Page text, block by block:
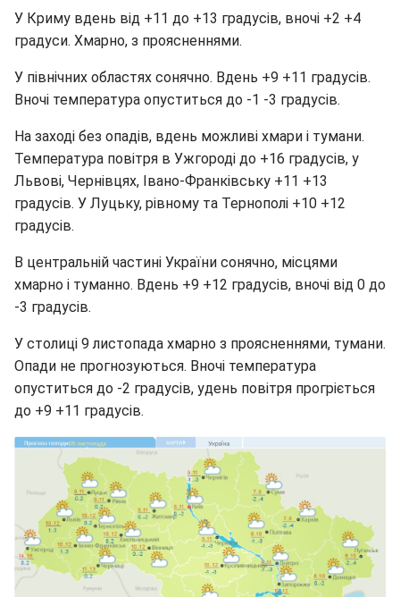
У Криму вдень від +11 до +13 градусів, вночі +2 +4
градуси. Хмарно, з проясненнями.
У північних областях сонячно. Вдень +9 +11 градусів.
Вночі температура опуститься до -1 -3 градусів.
На заході без опадів, вдень можливі хмари і тумани.
Температура повітря в Ужгороді до +16 градусів, у
Львові, Чернівцях, Івано-Франківську +11 +13
градусів. У Луцьку, рівному та Тернополі +10 +12
градусів.
В центральній частині України сонячно, місцями
хмарно і туманно. Вдень +9 +12 градусів, вночі від 0 до
-3 градусів.
У столиці 9 листопада хмарно з проясненнями, тумани.
Опади не прогнозуються. Вночі температура
опуститься до -2 градусів, удень повітря прогріється
до +9 +11 градусів.